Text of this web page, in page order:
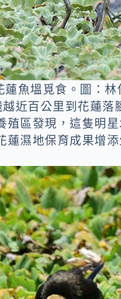
魚塭覓食。圖：
近百公里到花蓮
區發現，這隻明
濕地保育成果增添